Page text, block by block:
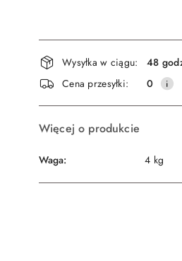
Dostępność
i
dostawa
Wysyłka w ciągu:
48
Cena przesyłki:
0
Więcej o produkcie
Waga: 4 kg